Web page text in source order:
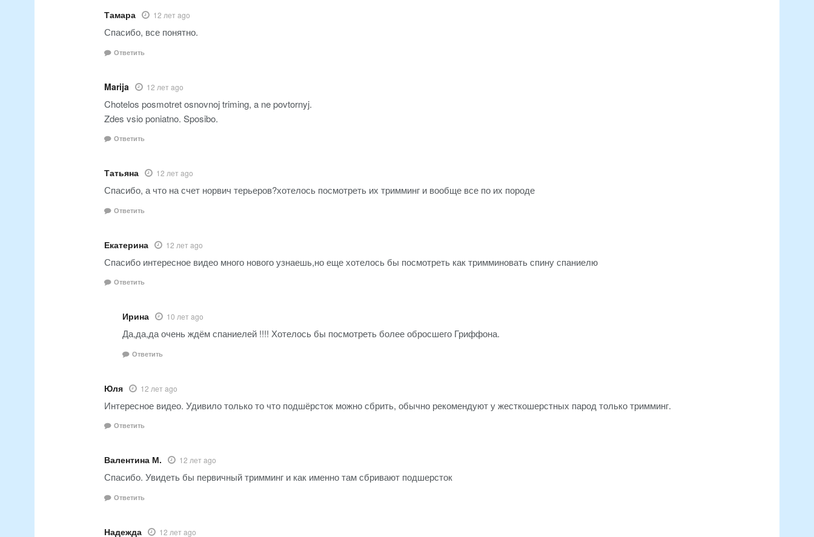
Тамара 12 лет ago
Спасибо, все понятно.
Ответить
Marija 12 лет ago
Chotelos posmotret osnovnoj triming, a ne povtornyj.
Zdes vsio poniatno. Sposibo.
Ответить
Татьяна 12 лет ago
Спасибо, а что на счет норвич терьеров?хотелось посмотреть их тримминг и вообще все по их породе
Ответить
Екатерина 12 лет ago
Спасибо интересное видео много нового узнаешь,но еще хотелось бы посмотреть как тримминовать спину спаниелю
Ответить
Ирина 10 лет ago
Да,да,да очень ждём спаниелей !!!! Хотелось бы посмотреть более обросшего Гриффона.
Ответить
Юля 12 лет ago
Интересное видео. Удивило только то что подшёрсток можно сбрить, обычно рекомендуют у жесткошерстных парод только тримминг.
Ответить
Валентина М. 12 лет ago
Спасибо. Увидеть бы первичный тримминг и как именно там сбривают подшерсток
Ответить
Надежда 12 лет ago